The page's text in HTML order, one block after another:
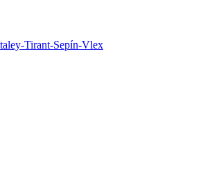
Tirant-Sepín-Vlex